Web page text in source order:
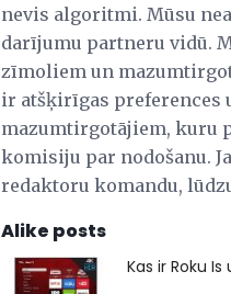
nevis algoritmi. Mūsu
darījumu partneru vidū.
zīmoliem un
ir atšķirīgas preferences
mazumtirgotājiem, kuru
komisiju par nodošanu.
redaktoru komandu,
Alike posts
Kas ir Roku